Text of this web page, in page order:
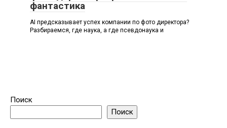
фантастика
AI предсказывает успех компании по фото директора?
Разбираемся, где наука, а где псевдонаука и
Поиск
Поиск